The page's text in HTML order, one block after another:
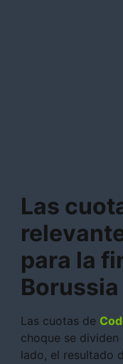
Las
para la
Las cuotas de
choque se
lado, el resultado